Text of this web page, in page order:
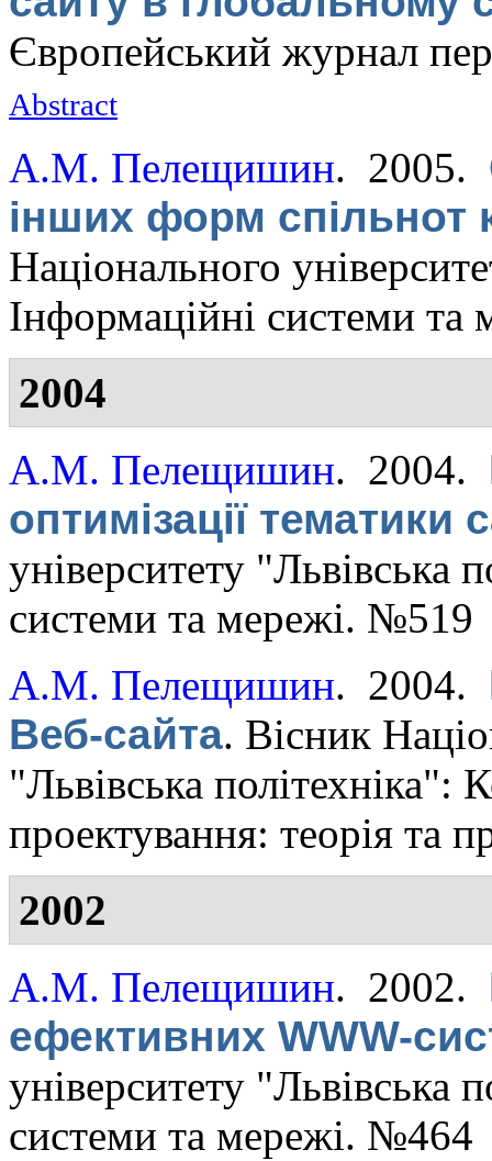
Європейський журнал
Abstract
А.М. Пелещишин. 2005.
інших форм спільнот
Національного
Інформаційні системи
2004
А.М. Пелещишин. 2004.
оптимізації тематики
університету "Львівська
системи та мережі. №519
А.М. Пелещишин. 2004.
Веб-сайта. Вісник
"Львівська політехніка":
проектування: теорія та
2002
А.М. Пелещишин. 2002.
ефективних WWW-
університету "Львівська
системи та мережі. №464